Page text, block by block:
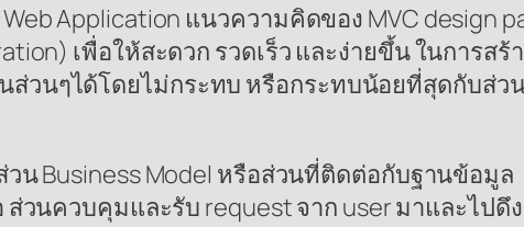
Application แนวความคิดของ MVC
เพื่อให้สะดวก รวดเร็ว และง่ายขึ้น ในการส
ส่วนๆได้โดยไม่กระทบ หรือกระทบน้อยที่สุดกับส่ว
วน Business Model หรือส่วนที่ติดต่อกับฐานข้อมูล
วนควบคุมและรับ request จาก user มาและไป